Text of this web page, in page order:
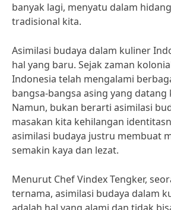
banyak lagi, menyatu dalam
tradisional kita.
Asimilasi budaya dalam kuliner
hal yang baru. Sejak zaman
Indonesia telah mengalami
bangsa-bangsa asing yang datang
Namun, bukan berarti asimilasi
masakan kita kehilangan
asimilasi budaya justru membuat
semakin kaya dan lezat.
Menurut Chef Vindex Tengker,
ternama, asimilasi budaya dalam